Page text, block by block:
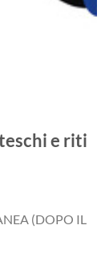
e riti
(DOPO IL